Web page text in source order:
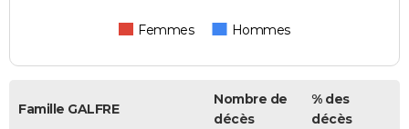
Femmes Hommes
Famille GALFRE
Nombre de
décès
% des
décès